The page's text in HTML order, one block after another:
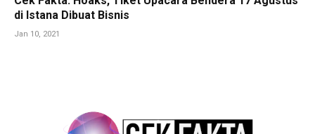
di Istana Dibuat Bisnis
Jan 10, 2021